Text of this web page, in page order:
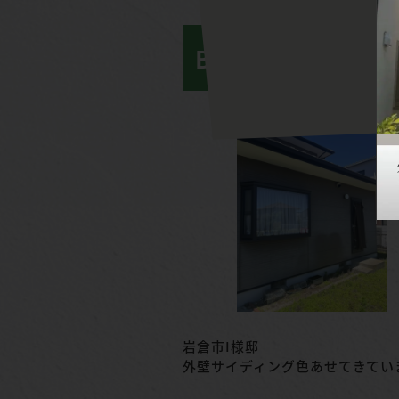
BEFORE
岩倉市I様邸
外壁サイディング色あせてきてい